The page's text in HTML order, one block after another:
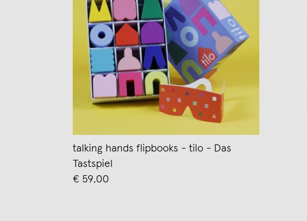
talking hands flipbooks - tilo - Das
Tastspiel
€ 59,00